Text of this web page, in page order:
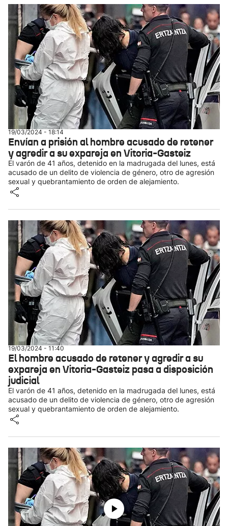
19/03/2024 - 18:14
Envían a prisión al hombre acusado de retener
y agredir a su expareja en Vitoria-Gasteiz
El varón de 41 años, detenido en la madrugada del lunes, está
acusado de un delito de violencia de género, otro de agresión
sexual y quebrantamiento de orden de alejamiento.
19/03/2024 - 11:40
El hombre acusado de retener y agredir a su
expareja en Vitoria-Gasteiz pasa a disposición
judicial
El varón de 41 años, detenido en la madrugada del lunes, está
acusado de un delito de violencia de género, otro de agresión
sexual y quebrantamiento de orden de alejamiento.